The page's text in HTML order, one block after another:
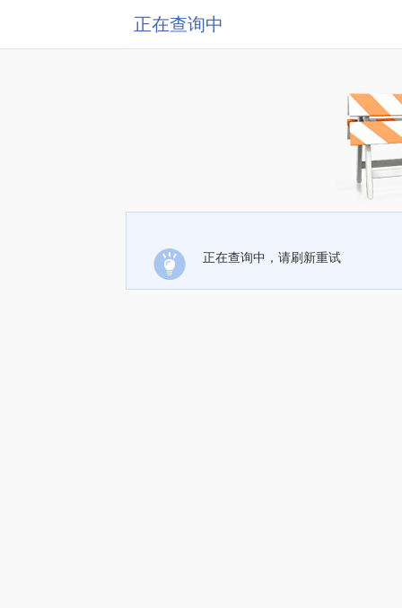
正在查询中
正在查询中，请刷新重试